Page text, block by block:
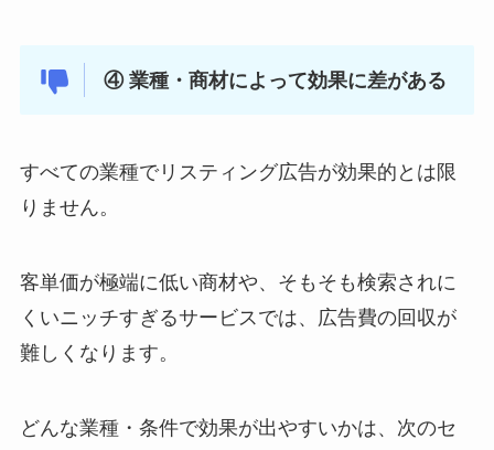
④ 業種・商材によって効果に差がある
すべての業種でリスティング広告が効果的とは限
りません。
客単価が極端に低い商材や、そもそも検索されに
くいニッチすぎるサービスでは、広告費の回収が
難しくなります。
どんな業種・条件で効果が出やすいかは、次のセ